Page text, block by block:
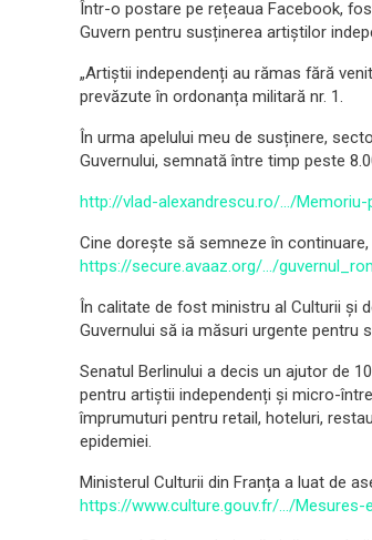
Într-o postare pe rețeaua Facebook,
Guvern pentru susținerea artiștilor
„Artiștii independenți au rămas fără
prevăzute în ordonanța militară nr. 1.
În urma apelului meu de susținere,
Guvernului, semnată între timp peste
http://vlad-alexandrescu.ro/…/
Cine dorește să semneze în
https://secure.avaaz.org/…/
În calitate de fost ministru al Culturii și
Guvernului să ia măsuri urgente pentru
Senatul Berlinului a decis un ajutor de
pentru artiștii independenți și micro-
împrumuturi pentru retail, hoteluri,
epidemiei.
Ministerul Culturii din Franța a luat de
https://www.culture.gouv.fr/…/